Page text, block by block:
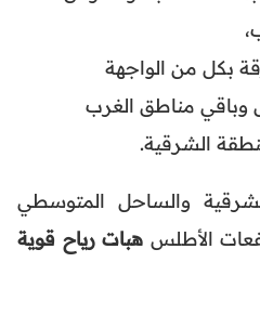
بكل من الواجهة
وباقي مناطق الغرب
الشرقية.
والساحل المتوسطي
الأطلس هبات رياح قوية